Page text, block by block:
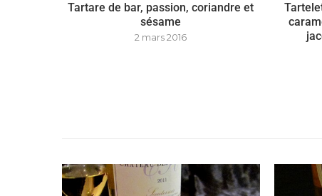
Tartare de bar, passion, coriandre et
sésame
2 mars 2016